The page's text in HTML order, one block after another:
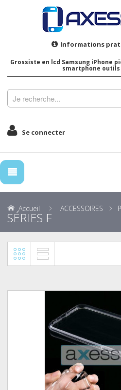
Informations
Grossiste en lcd Samsung iPhone
smartphone
Se connecter
Accueil ACCESSOIRES
SÉRIES F